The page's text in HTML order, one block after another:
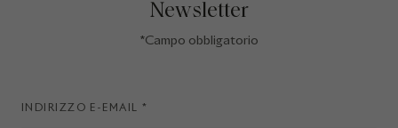
Newsletter
*Campo obbligatorio